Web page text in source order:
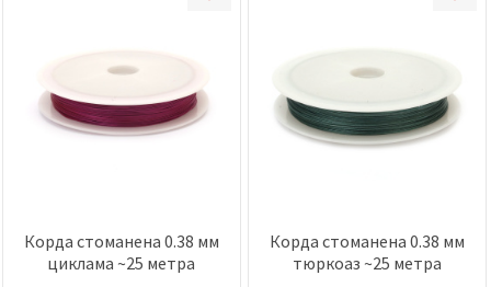
Корда стоманена 0.38 мм
циклама ~25 метра
Корда стоманена 0.38 мм
тюркоаз ~25 метра